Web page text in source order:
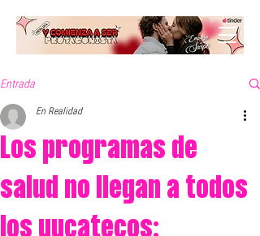
Entrada
Los programas de
salud no llegan a todos
los yucatecos:
En Realidad